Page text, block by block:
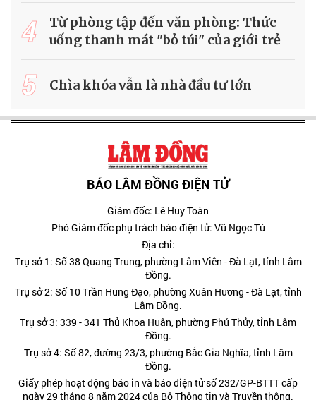
4
Từ phòng tập đến văn phòng: Thức
uống thanh mát "bỏ túi" của giới trẻ
5 Chìa khóa vẫn là nhà đầu tư lớn
BÁO LÂM ĐỒNG ĐIỆN TỬ
Giám đốc: Lê Huy Toàn
Phó Giám đốc phụ trách báo điện tử: Vũ Ngọc Tú
Địa chỉ:
Trụ sở 1: Số 38 Quang Trung, phường Lâm Viên - Đà Lạt, tỉnh Lâm
Đồng.
Trụ sở 2: Số 10 Trần Hưng Đạo, phường Xuân Hương - Đà Lạt, tỉnh
Lâm Đồng.
Trụ sở 3: 339 - 341 Thủ Khoa Huân, phường Phú Thủy, tỉnh Lâm
Đồng.
Trụ sở 4: Số 82, đường 23/3, phường Bắc Gia Nghĩa, tỉnh Lâm
Đồng.
Giấy phép hoạt động báo in và báo điện tử số 232/GP-BTTT cấp
ngày 29 tháng 8 năm 2024 của Bộ Thông tin và Truyền thông.